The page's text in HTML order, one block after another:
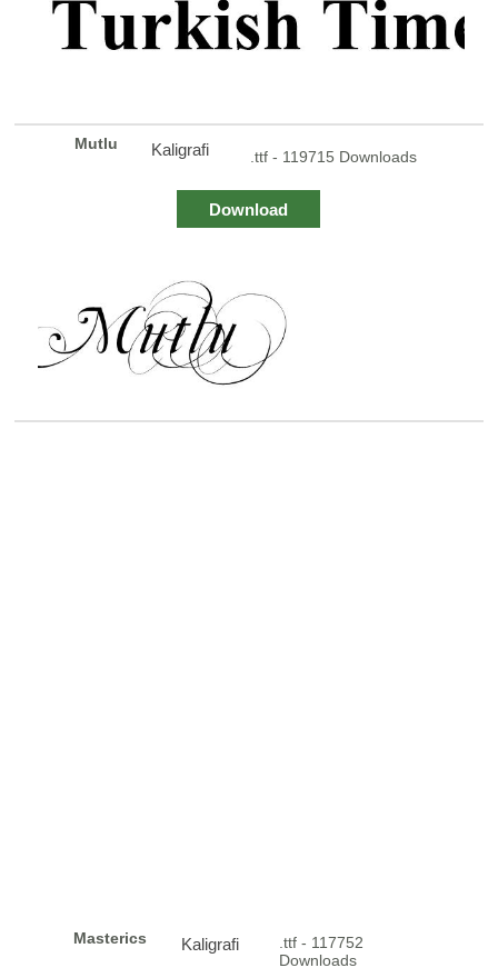
Mutlu Kaligrafi .ttf - 119715 Downloads
Download
Masterics Kaligrafi
.ttf - 117752
Downloads